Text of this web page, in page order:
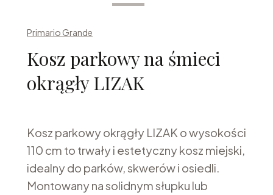
Primario Grande
Kosz parkowy na śmieci
okrągły LIZAK
Kosz parkowy okrągły LIZAK o wysokości
110 cm to trwały i estetyczny kosz miejski,
idealny do parków, skwerów i osiedli.
Montowany na solidnym słupku lub